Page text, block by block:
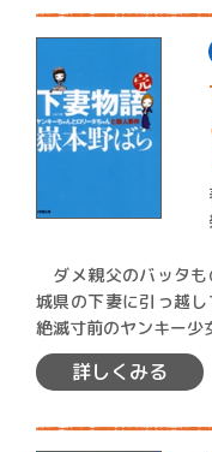
ダメ親父のバッタも
城県の下妻に引っ越
絶滅寸前のヤンキー少
になる…
詳しくみる